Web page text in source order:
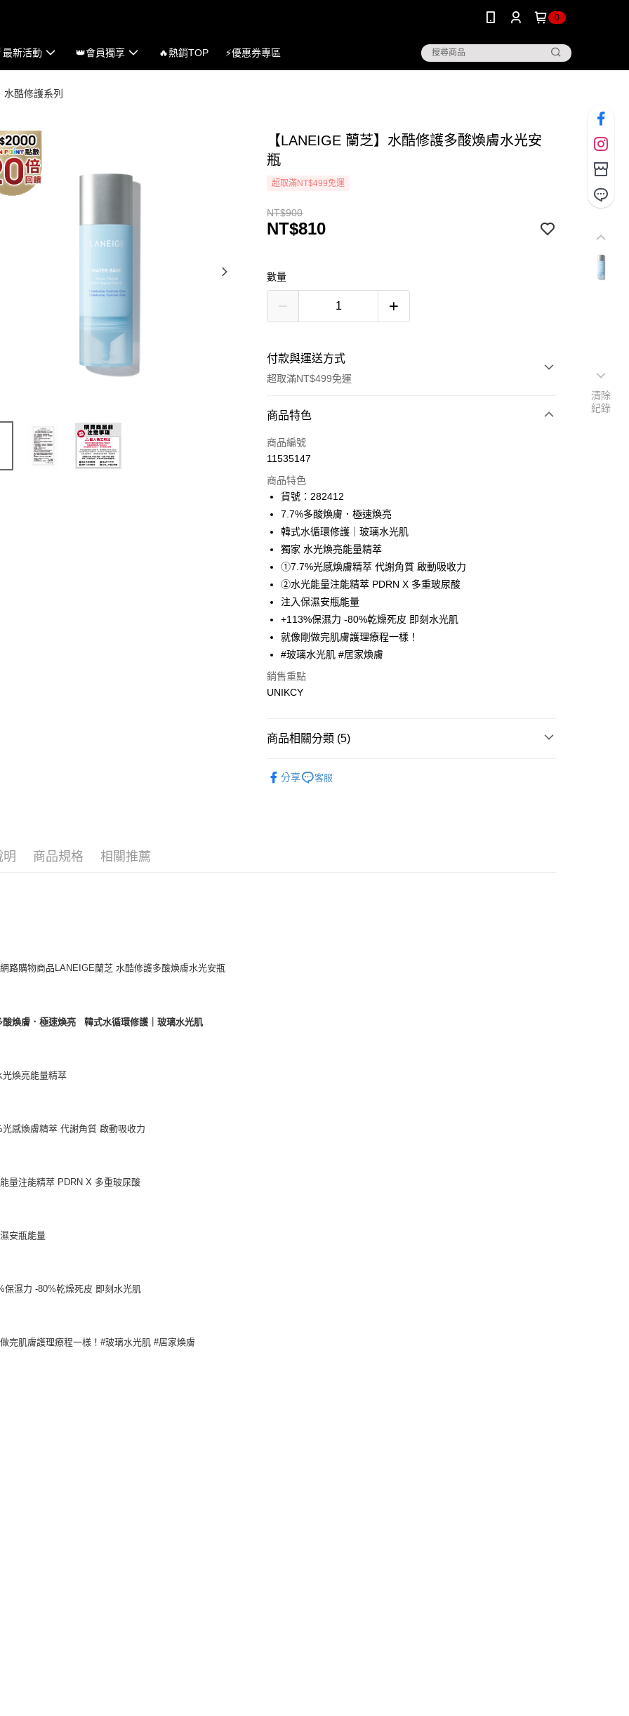
0
新活動 👑會員獨享 🔥熱銷TOP ⚡優惠券專區
水酷修護系列
【LANEIGE 蘭芝】水酷修護多酸煥膚水光安
瓶
超取滿NT$499免運
NT$900
NT$810
數量
付款與運送方式
超取滿NT$499免運
付款方式
icash Pay
超商取貨付款
LINE Pay
Apple Pay
街口支付
悠遊付
Google Pay
7-11取貨付款［需3-5個工作天不含預購商品］
付款後7-11取貨［需3-5個工作天不含預購商品］
宅配［需2-3個工作天不含預購商品］
商品特色
商品編號
11535147
商品特色
貨號：282412
7.7%多酸煥膚．極速煥亮
韓式水循環修護｜玻璃水光肌
獨家 水光煥亮能量精萃
①7.7%光感煥膚精萃 代謝角質 啟動吸收力
②水光能量注能精萃 PDRN X 多重玻尿酸
注入保濕安瓶能量
+113%保濕力 -80%乾燥死皮 即刻水光肌
就像剛做完肌膚護理療程一樣！
#玻璃水光肌 #居家煥膚
銷售重點
UNIKCY
商品相關分類 (5)
列 分享 客服
明 商品規格 相關推薦
路購物商品LANEIGE蘭芝 水酷修護多酸煥膚水光安瓶
酸煥膚．極速煥亮 韓式水循環修護｜玻璃水光肌
光煥亮能量精萃
感煥膚精萃 代謝角質 啟動吸收力
量注能精萃 PDRN X 多重玻尿酸
安瓶能量
保濕力 -80%乾燥死皮 即刻水光肌
完肌膚護理療程一樣！#玻璃水光肌 #居家煥膚
清除
紀錄